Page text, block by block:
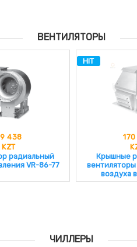
ВЕНТИЛЯТОРЫ
130
KZT
радиальные
VKRS (выброс
HIT
Крышные
вентиляторы
ЧИЛЛЕРЫ